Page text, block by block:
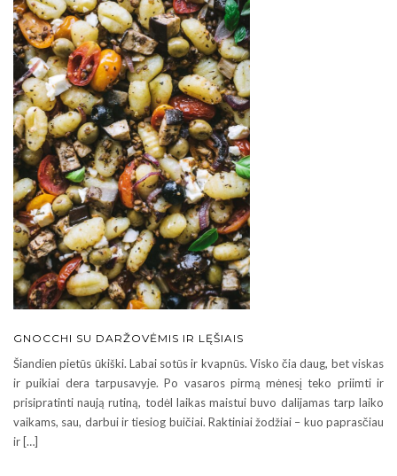
GNOCCHI SU DARŽOVĖMIS IR LĘŠIAIS
Šiandien pietūs ūkiški. Labai sotūs ir kvapnūs. Visko čia daug, bet viskas
ir puikiai dera tarpusavyje. Po vasaros pirmą mėnesį teko priimti ir
prisipratinti naują rutiną, todėl laikas maistui buvo dalijamas tarp laiko
vaikams, sau, darbui ir tiesiog buičiai. Raktiniai žodžiai – kuo paprasčiau
ir […]